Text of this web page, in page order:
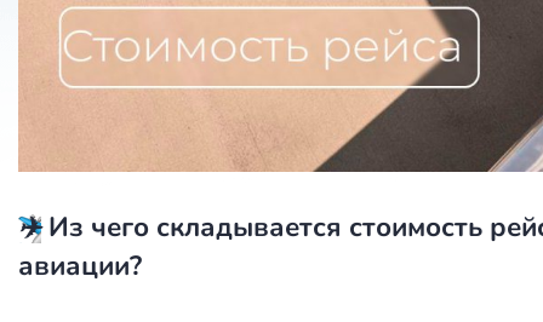
✈️Из чего складывается стоимость
авиации?